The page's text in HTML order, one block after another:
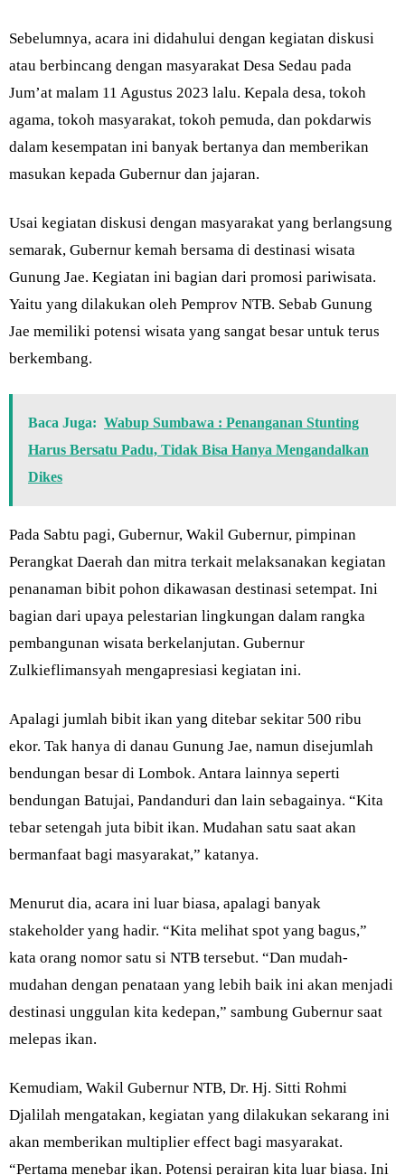
Sebelumnya, acara ini didahului dengan kegiatan diskusi
atau berbincang dengan masyarakat Desa Sedau pada
Jum’at malam 11 Agustus 2023 lalu. Kepala desa, tokoh
agama, tokoh masyarakat, tokoh pemuda, dan pokdarwis
dalam kesempatan ini banyak bertanya dan memberikan
masukan kepada Gubernur dan jajaran.
Usai kegiatan diskusi dengan masyarakat yang berlangsung
semarak, Gubernur kemah bersama di destinasi wisata
Gunung Jae. Kegiatan ini bagian dari promosi pariwisata.
Yaitu yang dilakukan oleh Pemprov NTB. Sebab Gunung
Jae memiliki potensi wisata yang sangat besar untuk terus
berkembang.
Baca Juga: Wabup Sumbawa : Penanganan Stunting
Harus Bersatu Padu, Tidak Bisa Hanya Mengandalkan
Dikes
Pada Sabtu pagi, Gubernur, Wakil Gubernur, pimpinan
Perangkat Daerah dan mitra terkait melaksanakan kegiatan
penanaman bibit pohon dikawasan destinasi setempat. Ini
bagian dari upaya pelestarian lingkungan dalam rangka
pembangunan wisata berkelanjutan. Gubernur
Zulkieflimansyah mengapresiasi kegiatan ini.
Apalagi jumlah bibit ikan yang ditebar sekitar 500 ribu
ekor. Tak hanya di danau Gunung Jae, namun disejumlah
bendungan besar di Lombok. Antara lainnya seperti
bendungan Batujai, Pandanduri dan lain sebagainya. “Kita
tebar setengah juta bibit ikan. Mudahan satu saat akan
bermanfaat bagi masyarakat,” katanya.
Menurut dia, acara ini luar biasa, apalagi banyak
stakeholder yang hadir. “Kita melihat spot yang bagus,”
kata orang nomor satu si NTB tersebut. “Dan mudah-
mudahan dengan penataan yang lebih baik ini akan menjadi
destinasi unggulan kita kedepan,” sambung Gubernur saat
melepas ikan.
Kemudiam, Wakil Gubernur NTB, Dr. Hj. Sitti Rohmi
Djalilah mengatakan, kegiatan yang dilakukan sekarang ini
akan memberikan multiplier effect bagi masyarakat.
“Pertama menebar ikan. Potensi perairan kita luar biasa. Ini